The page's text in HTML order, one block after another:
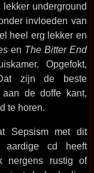
underground
invloeden van
heel erg lekker en
en The Bitter End
Opgefokt,
zijn de beste
de doffe kant,
te horen.
Sepsism met dit
aardige cd heeft
nergens rustig of